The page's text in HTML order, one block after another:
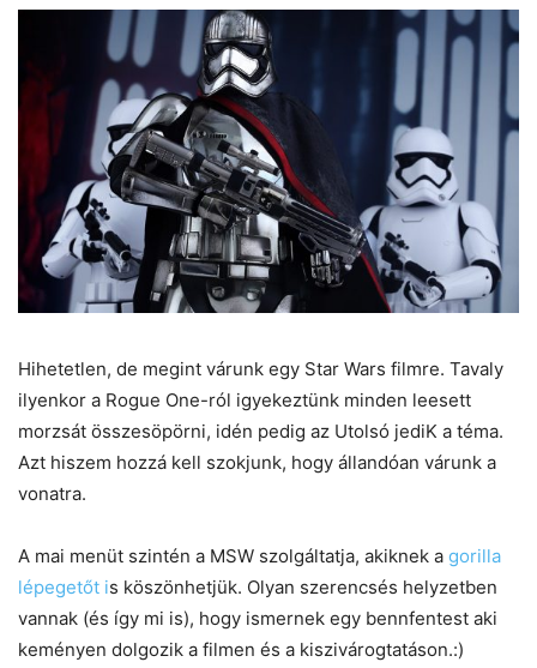
Hihetetlen, de megint várunk egy Star Wars filmre. Tavaly
ilyenkor a Rogue One-ról igyekeztünk minden leesett
morzsát összesöpörni, idén pedig az Utolsó jediK a téma.
Azt hiszem hozzá kell szokjunk, hogy állandóan várunk a
vonatra.
A mai menüt szintén a MSW szolgáltatja, akiknek a gorilla
lépegetőt is köszönhetjük. Olyan szerencsés helyzetben
vannak (és így mi is), hogy ismernek egy bennfentest aki
keményen dolgozik a filmen és a kiszivárogtatáson.:)